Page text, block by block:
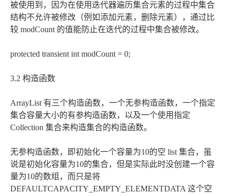
被使用到，因为在使用迭代器遍历集合元素的过程中集合
结构不允许被修改（例如添加元素，删除元素），通过比
较 modCount 的值能防止在迭代的过程中集合被修改。
protected transient int modCount = 0;
3.2 构造函数
ArrayList 有三个构造函数，一个无参构造函数，一个指定
集合容量大小的有参构造函数，以及一个使用指定
Collection 集合来构造集合的构造函数。
无参构造函数，即初始化一个容量为10的空 list 集合，虽
说是初始化容量为10的集合，但是实际此时没创建一个容
量为10的数组，而只是将
DEFAULTCAPACITY_EMPTY_ELEMENTDATA 这个空